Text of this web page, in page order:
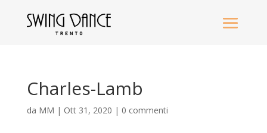
Charles-Lamb
da MM | Ott 31, 2020 | 0 commenti